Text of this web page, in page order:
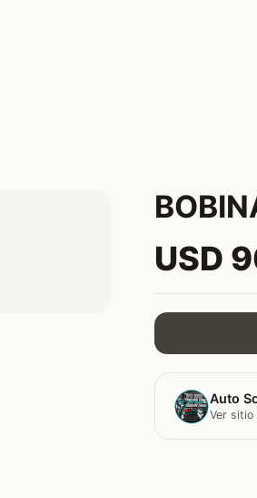
USD
Auto
Ver